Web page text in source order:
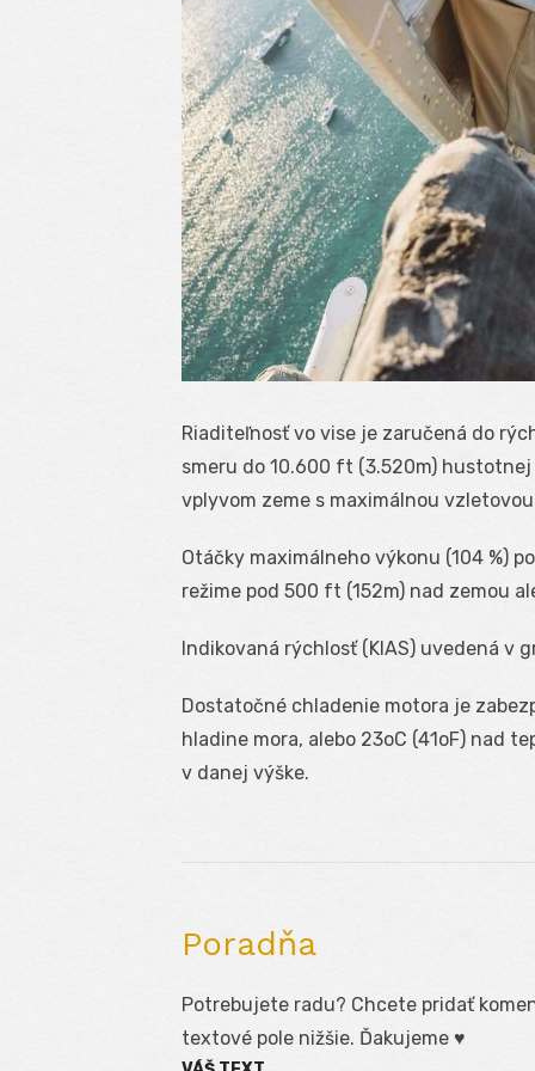
Riaditeľnosť vo vise je zaručená do
smeru do 10.600 ft (3.520m)
vplyvom zeme s maximálnou
Otáčky maximálneho výkonu (104 %)
režime pod 500 ft (152m) nad zemou
Indikovaná rýchlosť (KIAS) uvedená v
Dostatočné chladenie motora je
hladine mora, alebo 23oC (41oF) nad
v danej výške.
Poradňa
Potrebujete radu? Chcete pridať
textové pole nižšie. Ďakujeme ♥